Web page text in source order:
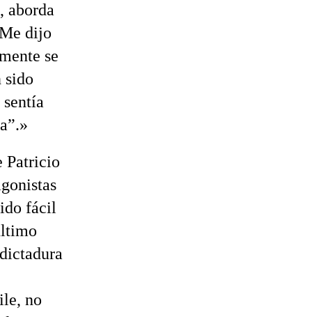
aborda
dijo
se
sido
Patricio
fácil
no